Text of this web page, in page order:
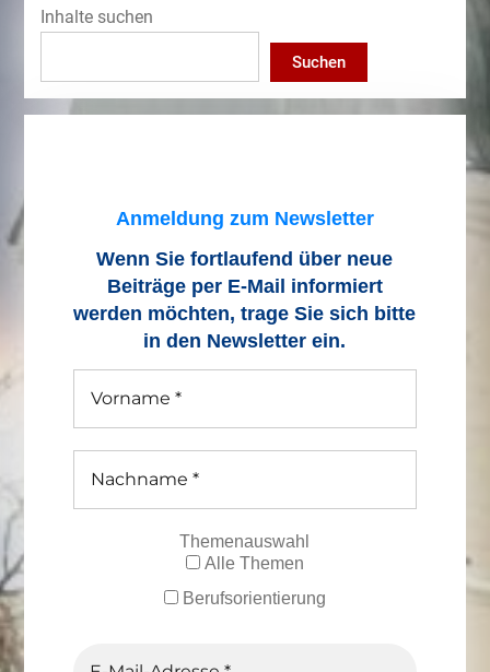
Inhalte suchen
Suchen
Anmeldung zum Newsletter
Wenn Sie fortlaufend über neue
Beiträge per E-Mail informiert
werden möchten, trage Sie sich bitte
in den Newsletter ein.
Themenauswahl
Alle Themen
Berufsorientierung